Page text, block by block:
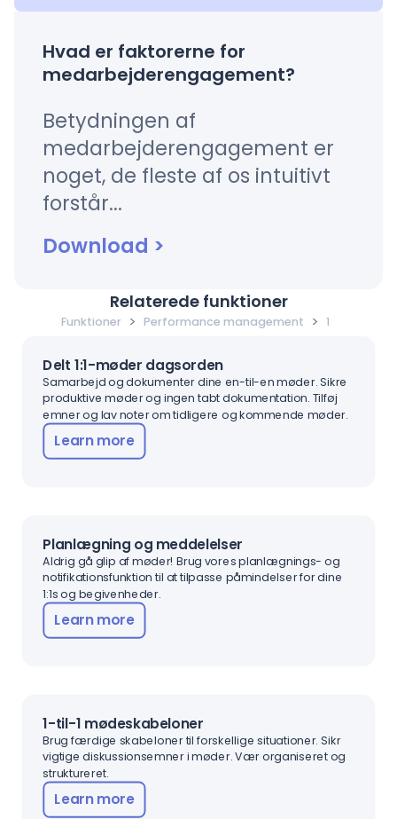
Hvad er faktorerne for
medarbejderengagement?
Betydningen af
medarbejderengagement er
noget, de fleste af os intuitivt
forstår...
Download >
Relaterede funktioner
Funktioner > Performance management > 1
Delt 1:1-møder dagsorden
Samarbejd og dokumenter dine en-til-en møder. Sikre
produktive møder og ingen tabt dokumentation. Tilføj
emner og lav noter om tidligere og kommende møder.
Learn more
Planlægning og meddelelser
Aldrig gå glip af møder! Brug vores planlægnings- og
notifikationsfunktion til at tilpasse påmindelser for dine
1:1s og begivenheder.
Learn more
1-til-1 mødeskabeloner
Brug færdige skabeloner til forskellige situationer. Sikr
vigtige diskussionsemner i møder. Vær organiseret og
struktureret.
Learn more